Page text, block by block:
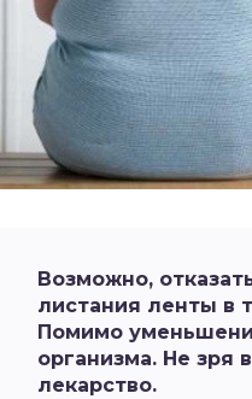
Возможно,
листания ленты в
Помимо
организма. Не зря
лекарство.